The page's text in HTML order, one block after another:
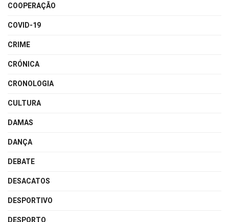
COOPERAÇÃO
COVID-19
CRIME
CRÓNICA
CRONOLOGIA
CULTURA
DAMAS
DANÇA
DEBATE
DESACATOS
DESPORTIVO